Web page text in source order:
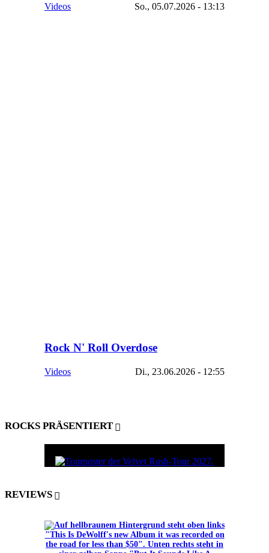
Videos So., 05.07.2026 - 13:13
Rock N' Roll Overdose
Videos Di., 23.06.2026 - 12:55
ROCKS PRÄSENTIERT
REVIEWS